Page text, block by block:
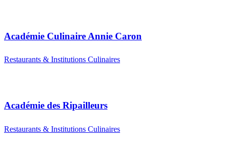
Académie Culinaire Annie Caron
Restaurants & Institutions Culinaires
Académie des Ripailleurs
Restaurants & Institutions Culinaires